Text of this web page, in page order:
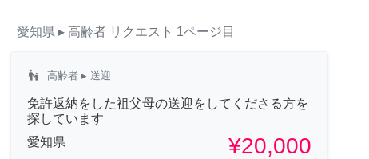
愛知県 ▸ 高齢者 リクエスト 1ページ目
escalator_warning 高齢者 ▸ 送迎
免許返納をした祖父母の送迎をしてくださる方を
探しています
愛知県
¥20,000